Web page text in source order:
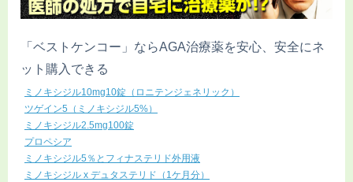
「ベストケンコー」ならAGA治療薬を安心、安全にネ
ット購入できる
ミノキシジル10mg10錠（ロニテンジェネリック）
ツゲイン5（ミノキシジル5%）
ミノキシジル2.5mg100錠
プロペシア
ミノキシジル5％とフィナステリド外用液
ミノキシジル x デュタステリド（1ケ月分）